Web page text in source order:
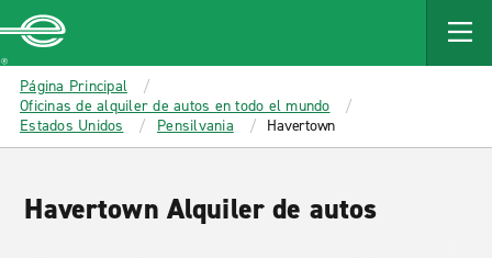
MAIN
CONTENT
Enterprise
Página Principal
Oficinas de alquiler de autos en todo el mundo
Estados Unidos
Pensilvania Havertown
Havertown Alquiler de autos